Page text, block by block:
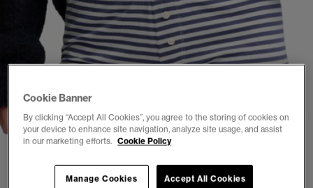
Cookie Banner
By clicking “Accept All Cookies”, you agree to the storing of cookies on
your device to enhance site navigation, analyze site usage, and assist
in our marketing efforts. Cookie Policy
Accept All Cookies
Manage Cookies